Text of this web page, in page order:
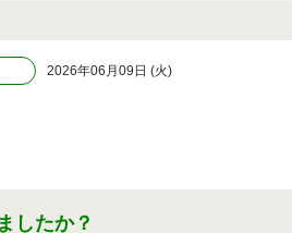
2026年06月09日 (火)
したか？